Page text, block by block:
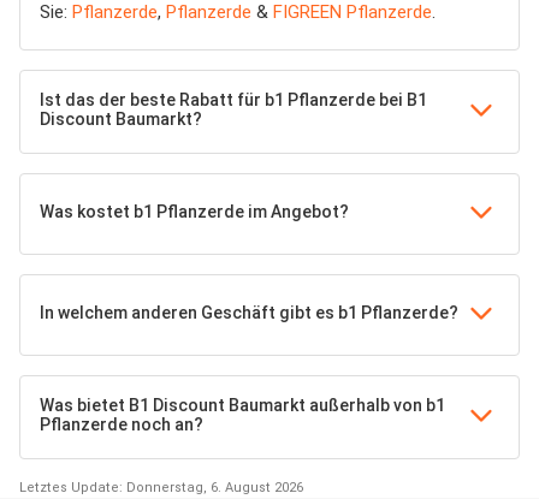
Sie: Pflanzerde, Pflanzerde & FIGREEN Pflanzerde.
Ist das der beste Rabatt für b1 Pflanzerde bei B1
Discount Baumarkt?
Was kostet b1 Pflanzerde im Angebot?
In welchem anderen Geschäft gibt es b1 Pflanzerde?
Was bietet B1 Discount Baumarkt außerhalb von b1
Pflanzerde noch an?
Letztes Update: Donnerstag, 6. August 2026